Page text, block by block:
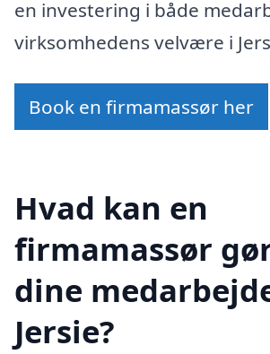
en investering i både
virksomhedens velvære i
Book en firmamassør her
Hvad kan en
firmamassør
dine
Jersie?